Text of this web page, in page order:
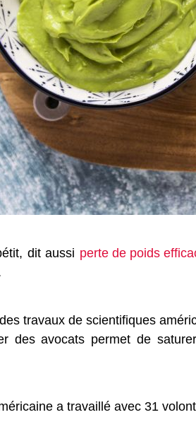
dit aussi perte de poids
travaux de scientifiques
des avocats permet de
a travaillé avec 31